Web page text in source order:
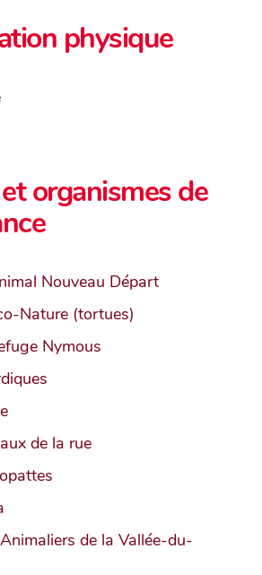
physique
organismes de
Nouveau Départ
Nature (tortues)
Nymous
de la rue
de la Vallée-du-